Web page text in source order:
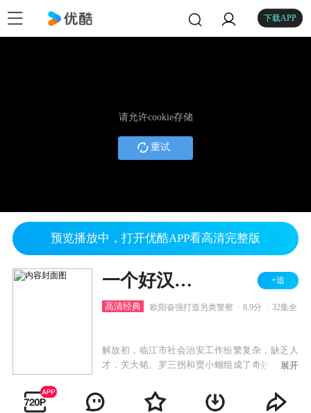
下载APP
请允许cookie存储
重试
预览播放中，打开优酷APP看高清完整版
一个好汉两个帮 +追
高清经典 欧阳奋强打造另类警察 8.9分 32集全
解放初，临江市社会治安工作纷繁复杂，缺乏人
才，关大铭、罗三拐和贾小蝈组成了奇妙的侦破
人毒害一案，尤宅的情况十分复杂，每个人都有
谋害尤贤白的动机和嫌疑，经努力三人齐心协力
展开